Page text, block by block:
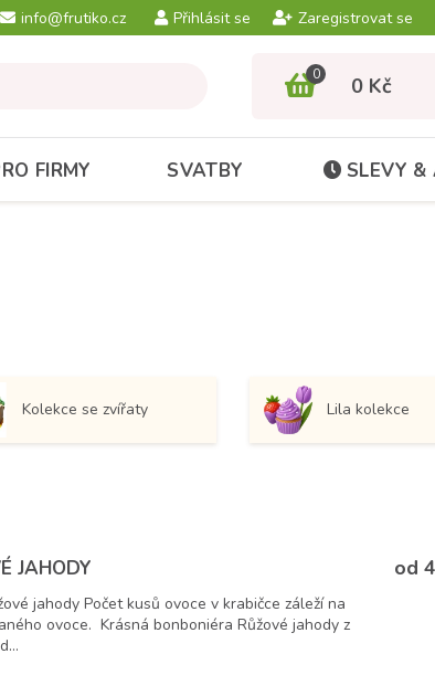
info@frutiko.cz Přihlásit se Zaregistrovat se
0 0 Kč
FIRMY SVATBY SLEVY &
Kolekce se zvířaty Lila kolekce
JAHODY
jahody Počet kusů ovoce v krabičce záleží na
ovoce. Krásná bonboniéra Růžové jahody z
od